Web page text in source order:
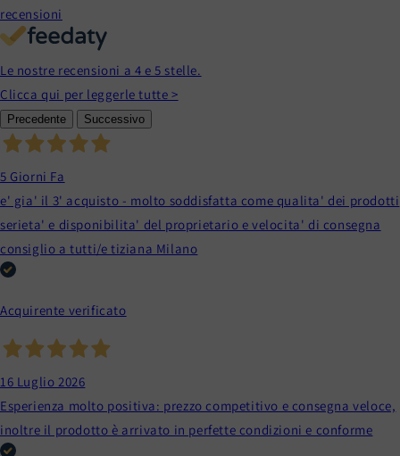
recensioni
Le nostre recensioni a 4 e 5 stelle.
Clicca qui per leggerle tutte >
Precedente Successivo
5 Giorni Fa
e' gia' il 3' acquisto - molto soddisfatta come qualita' dei prodotti
serieta' e disponibilita' del proprietario e velocita' di consegna
consiglio a tutti/e tiziana Milano
Acquirente verificato
16 Luglio 2026
Esperienza molto positiva: prezzo competitivo e consegna veloce,
inoltre il prodotto è arrivato in perfette condizioni e conforme